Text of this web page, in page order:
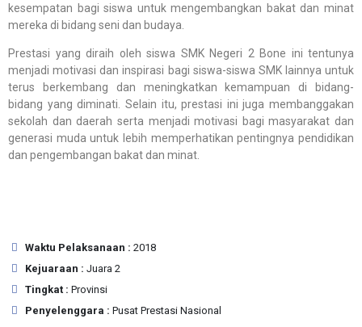
kesempatan bagi siswa untuk mengembangkan bakat dan minat
mereka di bidang seni dan budaya.
Prestasi yang diraih oleh siswa SMK Negeri 2 Bone ini tentunya
menjadi motivasi dan inspirasi bagi siswa-siswa SMK lainnya untuk
terus berkembang dan meningkatkan kemampuan di bidang-
bidang yang diminati. Selain itu, prestasi ini juga membanggakan
sekolah dan daerah serta menjadi motivasi bagi masyarakat dan
generasi muda untuk lebih memperhatikan pentingnya pendidikan
dan pengembangan bakat dan minat.
Waktu Pelaksanaan : 2018
Kejuaraan : Juara 2
Tingkat : Provinsi
Penyelenggara : Pusat Prestasi Nasional